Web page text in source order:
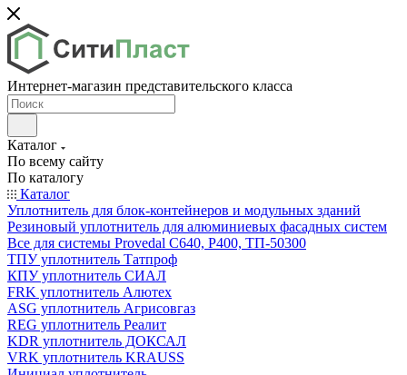
Интернет-магазин представительского класса
Каталог
По всему сайту
По каталогу
Каталог
Уплотнитель для блок-контейнеров и модульных зданий
Резиновый уплотнитель для алюминиевых фасадных систем
Все для системы Provedal С640, Р400, ТП-50300
ТПУ уплотнитель Татпроф
КПУ уплотнитель СИАЛ
FRK уплотнитель Алютех
ASG уплотнитель Агрисовгаз
REG уплотнитель Реалит
KDR уплотнитель ДОКСАЛ
VRK уплотнитель KRAUSS